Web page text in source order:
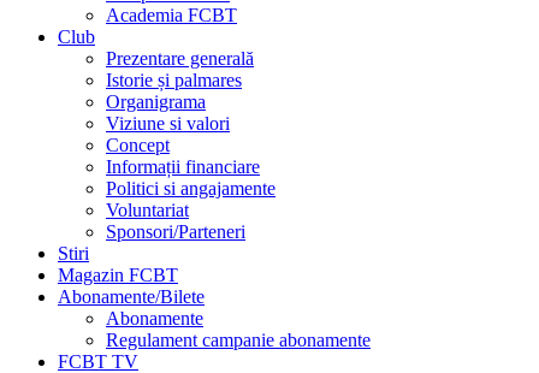
Academia FCBT
Club
Prezentare generală
Istorie și palmares
Organigrama
Viziune si valori
Concept
Informații financiare
Politici si angajamente
Voluntariat
Sponsori/Parteneri
Stiri
Magazin FCBT
Abonamente/Bilete
Abonamente
Regulament campanie abonamente
FCBT TV